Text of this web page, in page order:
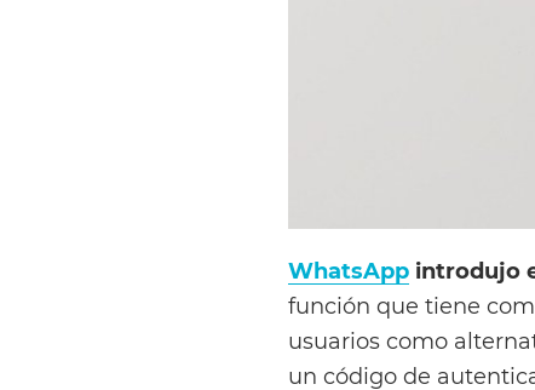
WhatsApp introdujo
función que tiene
usuarios como
un código de